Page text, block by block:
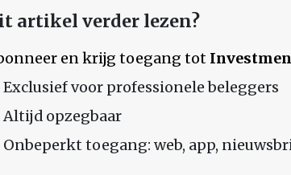
artikel verder lezen?
en krijg toegang tot
Exclusief voor professionele beleggers
Altijd opzegbaar
Onbeperkt toegang: web, app,